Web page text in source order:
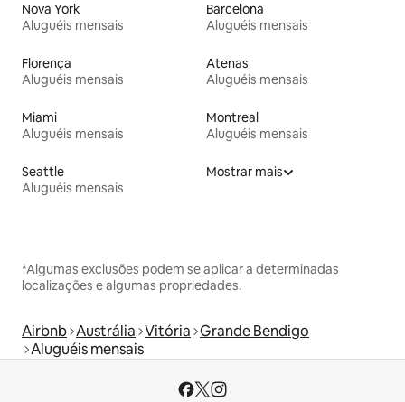
Nova York
Aluguéis mensais
Barcelona
Aluguéis mensais
Florença
Aluguéis mensais
Atenas
Aluguéis mensais
Miami
Aluguéis mensais
Montreal
Aluguéis mensais
Seattle
Aluguéis mensais
Mostrar mais
*Algumas exclusões podem se aplicar a determinadas
localizações e algumas propriedades.
Airbnb Austrália Vitória Grande Bendigo
Aluguéis mensais